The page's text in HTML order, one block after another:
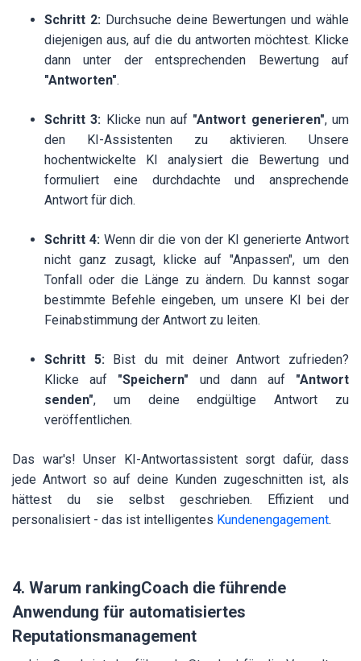
Schritt 2: Durchsuche deine Bewertungen und wähle
diejenigen aus, auf die du antworten möchtest. Klicke
dann unter der entsprechenden Bewertung auf
"Antworten".
Schritt 3: Klicke nun auf "Antwort generieren", um
den KI-Assistenten zu aktivieren. Unsere
hochentwickelte KI analysiert die Bewertung und
formuliert eine durchdachte und ansprechende
Antwort für dich.
Schritt 4:Wenn dir die von der KI generierte Antwort
nicht ganz zusagt, klicke auf "Anpassen", um den
Tonfall oder die Länge zu ändern. Du kannst sogar
bestimmte Befehle eingeben, um unsere KI bei der
Feinabstimmung der Antwort zu leiten.
Schritt 5:
Bist du mit deiner Antwort zufrieden?
Klicke auf "Speichern" und dann auf "Antwort
senden", um deine endgültige Antwort zu
veröffentlichen.
Das war's! Unser KI-Antwortassistent sorgt dafür, dass
jede Antwort so auf deine Kunden zugeschnitten ist, als
hättest du sie selbst geschrieben. Effizient und
personalisiert - das ist intelligentes Kundenengagement.
4. Warum rankingCoach die führende
Anwendung für automatisiertes
Reputationsmanagement